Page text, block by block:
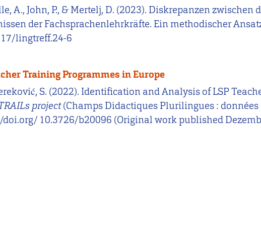
A., John, P., & Mertelj, D. (2023). Diskrepanzen
der Fachsprachenlehrkräfte. Ein methodischer
lingtreff.24-6
Training Programmes in Europe
S. (2022). Identification and Analysis of LSP
project(Champs Didactiques Plurilingues : données
doi.org/ 10.3726/b20096 (Original work published